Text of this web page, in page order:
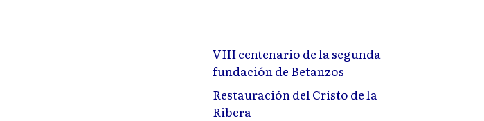
VIII centenario de la segunda
fundación de Betanzos
Restauración del Cristo de la
Ribera